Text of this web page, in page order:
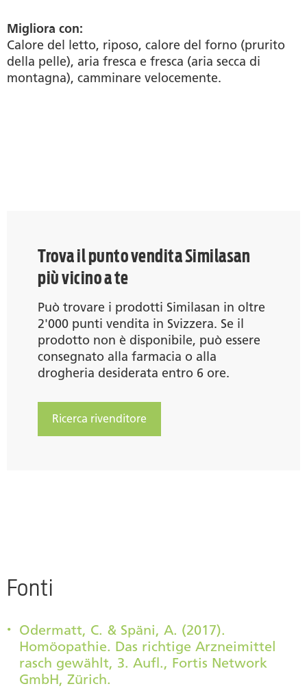
Migliora con:
Calore del letto, riposo, calore del forno (prurito
della pelle), aria fresca e fresca (aria secca di
montagna), camminare velocemente.
Trova il punto vendita Similasan
più vicino a te
Può trovare i prodotti Similasan in oltre
2'000 punti vendita in Svizzera. Se il
prodotto non è disponibile, può essere
consegnato alla farmacia o alla
drogheria desiderata entro 6 ore.
Ricerca rivenditore
Fonti
Odermatt, C. & Späni, A. (2017).
Homöopathie. Das richtige Arzneimittel
rasch gewählt, 3. Aufl., Fortis Network
GmbH, Zürich.